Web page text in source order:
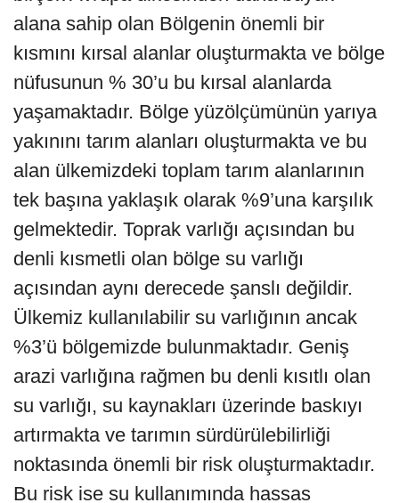
alana sahip olan Bölgenin önemli bir
kısmını kırsal alanlar oluşturmakta ve bölge
nüfusunun % 30’u bu kırsal alanlarda
yaşamaktadır. Bölge yüzölçümünün yarıya
yakınını tarım alanları oluşturmakta ve bu
alan ülkemizdeki toplam tarım alanlarının
tek başına yaklaşık olarak %9’una karşılık
gelmektedir. Toprak varlığı açısından bu
denli kısmetli olan bölge su varlığı
açısından aynı derecede şanslı değildir.
Ülkemiz kullanılabilir su varlığının ancak
%3’ü bölgemizde bulunmaktadır. Geniş
arazi varlığına rağmen bu denli kısıtlı olan
su varlığı, su kaynakları üzerinde baskıyı
artırmakta ve tarımın sürdürülebilirliği
noktasında önemli bir risk oluşturmaktadır.
Bu risk ise su kullanımında hassas